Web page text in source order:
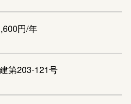
円/年
第203-121号